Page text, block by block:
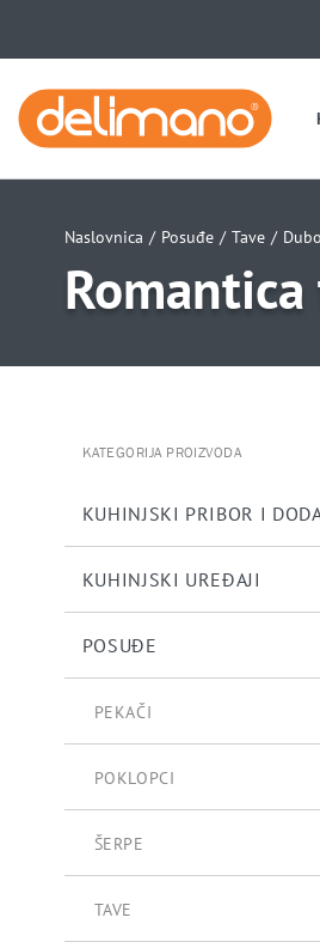
Naslovnica / Posuđe / Tave /
KATEGORIJA PROIZVODA
KUHINJSKI PRIBOR I
KUHINJSKI UREĐAJI
POSUĐE
PEKAČI
POKLOPCI
ŠERPE
TAVE